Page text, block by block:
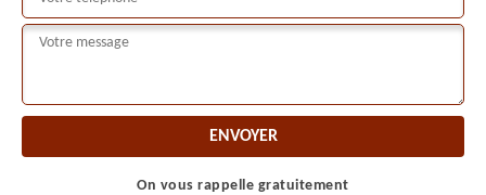
On vous rappelle gratuitement